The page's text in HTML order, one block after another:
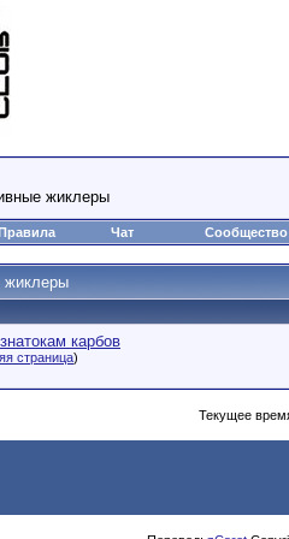
жиклеры
Чат Сообщество
жиклеры
карбов
страница)
Текущее